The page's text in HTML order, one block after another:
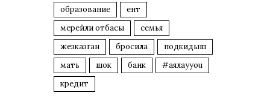
образование
ент
мерейли отбасы
семья
жезказган
бросила
подкидыш
мать
шок банк
#аялауyou
кредит